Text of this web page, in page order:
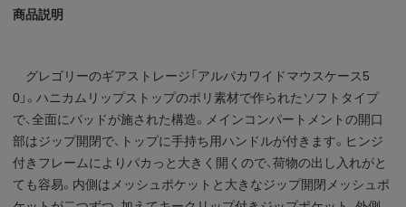
商品説明
グレゴリーのギアストレージ「アルパカワイドマウスケース5
0」。ハニカムリップストップのポリ素材で作られたソフトタイプ
で、全面にパッドが施された構造。メインコンパートメントの開口
部はジップ開閉で、トップに手持ち用ハンドルが付きます。ヒンジ
付きフレームによりパカっと大きく開くので、荷物の出し入れがと
ても容易。内側はメッシュポケットと大きなジップ開閉メッシュポ